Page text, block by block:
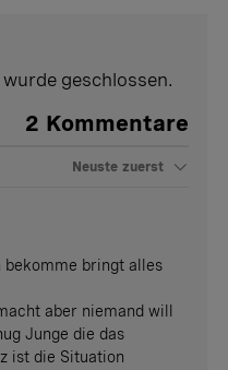
geschlossen.
2 Kommentare
Neuste zuerst
bekomme bringt alles
aber niemand will
Junge die das
ist die Situation